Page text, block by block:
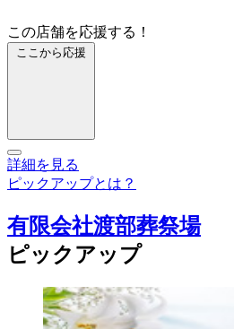
この店舗を応援する！
ここから応援
詳細を見る
ピックアップとは？
有限会社渡部葬祭場
ピックアップ